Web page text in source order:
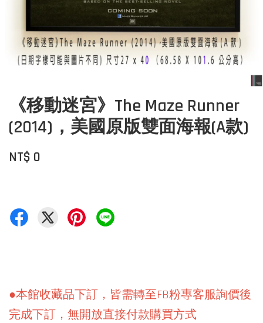
《移動迷宮》The Maze Runner
(2014)，美國原版雙面海報(A款)
NT$ 0
●本館收藏品下訂，皆需轉至FB粉專客服詢價後
完成下訂，無開放直接付款購買方式